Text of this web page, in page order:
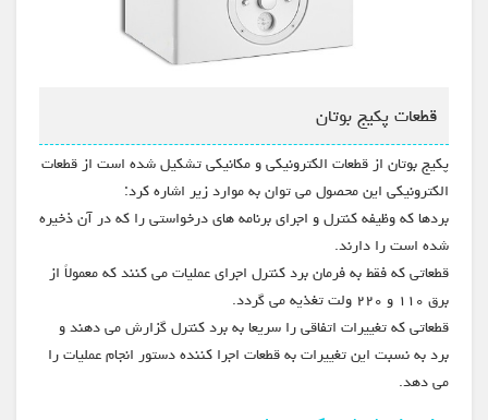
قطعات پکیج بوتان
پکیج بوتان از قطعات الکترونیکی و مکانیکی تشکیل شده است از قطعات
الکترونیکی این محصول می توان به موارد زیر اشاره کرد:
بردها که وظیفه کنترل و اجرای برنامه های درخواستی را که در آن ذخیره
شده است را دارند.
قطعاتی که فقط به فرمان برد کنترل اجرای عملیات می کنند که معمولاً از
برق ۱۱۰ و ۲۲۰ ولت تغذیه می گردد.
قطعاتی که تغییرات اتفاقی را سریعا به برد کنترل گزارش می دهند و
برد به نسبت این تغییرات به قطعات اجرا کننده دستور انجام عملیات را
می دهد.